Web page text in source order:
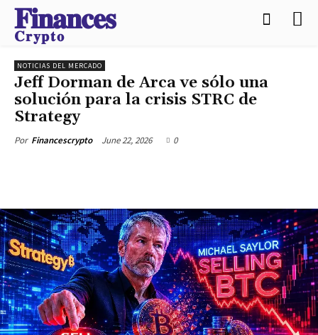
𝐅𝐢𝐧𝐚𝐧𝐜𝐞𝐬
𝐂𝐫𝐲𝐩𝐭𝐨
NOTICIAS DEL MERCADO
Jeff Dorman de Arca ve sólo una
solución para la crisis STRC de
Strategy
Por Financescrypto June 22, 2026 0